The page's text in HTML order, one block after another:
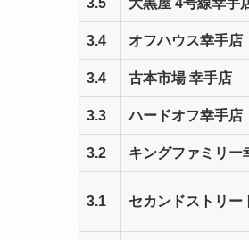
3.4 オフハウス幸手店
3.4 古本市場 幸手店
3.3 ハードオフ幸手店
3.2 キングファミリー
3.1 セカンドストリー